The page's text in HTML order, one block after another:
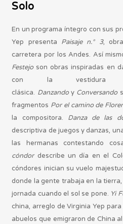
Solo
En un programa íntegro con sus
Yep presenta Paisaje n.° 3,
carretera por los Andes. Así
Festejoson obras inspiradas en
con la
clásica. Danzandoy Conversando
fragmentos Por el camino de
la compositora. Danza de las
descriptiva de juegos y danzas,
las hermanas contestando
cóndordescribe un día en el
cóndores inician su vuelo
donde la gente trabaja en la
jornada cuando el sol se pone. Yi
china, arreglo de Virginia Yep
abuelos que emigraron de China